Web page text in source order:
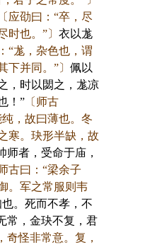
〔应劭曰：“卒，尽
也。”〕 衣以尨
“尨，杂色也，谓
下并同。”〕 佩以
，时以閟之，尨凉
！”〔师古
，故曰薄也。冬
寒。玦形半缺，故
师者，受命于庙，
古曰：“梁余子
。军之常服则韦
。死而不孝，不
常，金玦不复，君
奇怪非常意。复，